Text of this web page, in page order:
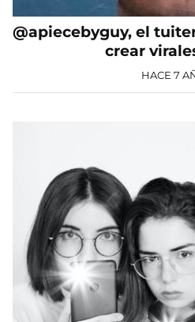
@apiecebyguy, el
crear
HACE 7